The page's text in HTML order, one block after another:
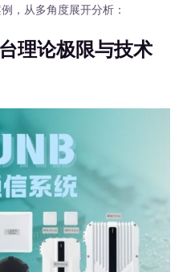
，从多角度展开分析：
论极限与技术